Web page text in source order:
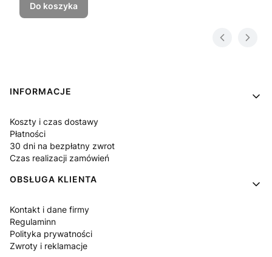
Do koszyka
Linki w stopce
INFORMACJE
Koszty i czas dostawy
Płatności
30 dni na bezpłatny zwrot
Czas realizacji zamówień
OBSŁUGA KLIENTA
Kontakt i dane firmy
Regulaminn
Polityka prywatności
Zwroty i reklamacje